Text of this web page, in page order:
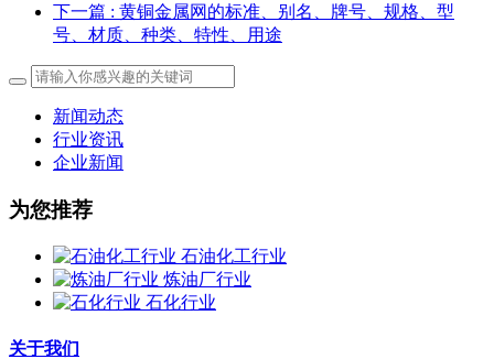
下一篇 : 黄铜金属网的标准、别名、牌号、规格、型
号、材质、种类、特性、用途
新闻动态
行业资讯
企业新闻
为您推荐
石油化工行业
炼油厂行业
石化行业
关于我们